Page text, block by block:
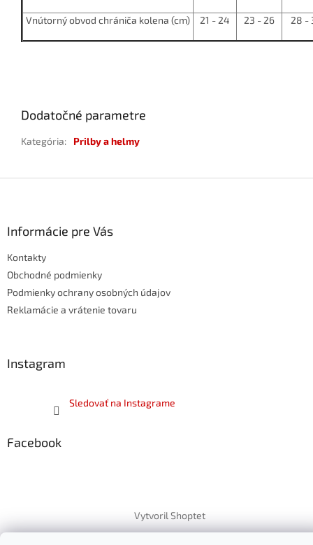
Vnútorný obvod chrániča kolena (cm) 21 - 24 23 - 26 28 -
Dodatočné parametre
Kategória: Prilby a helmy
Informácie pre Vás
Kontakty
Obchodné podmienky
Podmienky ochrany osobných údajov
Reklamácie a vrátenie tovaru
Instagram
Sledovať na Instagrame
Facebook
Vytvoril Shoptet